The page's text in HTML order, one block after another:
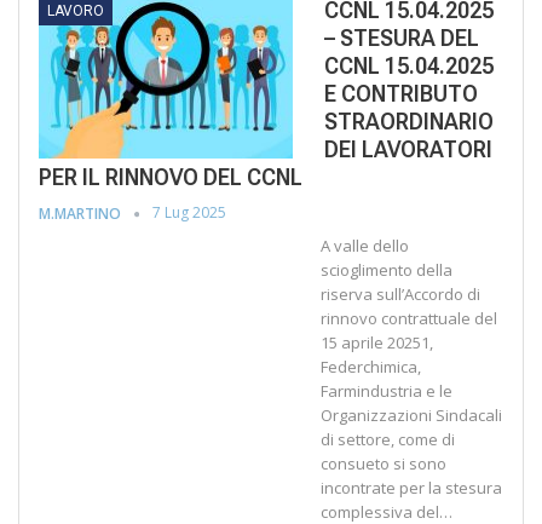
LAVORO
CCNL 15.04.2025
– STESURA DEL
CCNL 15.04.2025
E CONTRIBUTO
STRAORDINARIO
DEI LAVORATORI
PER IL RINNOVO DEL CCNL
M.MARTINO 7 Lug 2025
A valle dello
scioglimento della
riserva sull’Accordo di
rinnovo contrattuale del
15 aprile 20251,
Federchimica,
Farmindustria e le
Organizzazioni Sindacali
di settore, come di
consueto si sono
incontrate per la stesura
complessiva del…